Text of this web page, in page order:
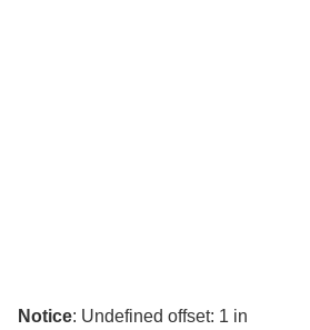
Notice: Undefined offset: 1 in